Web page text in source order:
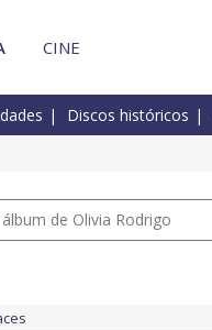
CINE
Discos históricos
de Olivia Rodrigo